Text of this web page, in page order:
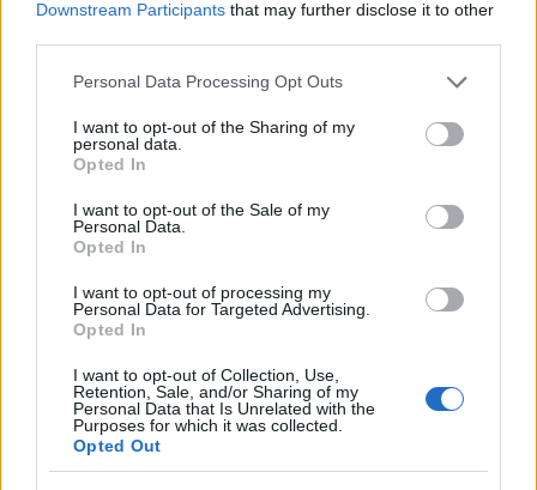
Downstream Participants that may further disclose it to other
Please note that this website/app uses one or more Google
not limited to your visit or usage behaviour. You may click to
grant or deny consent to Google and its third-party tags to
use your data for below specified purposes in below Google
consent section.
Personal Data Processing Opt Outs
I want to opt-out of the Sharing of my
personal data.
Opted In
I want to opt-out of the Sale of my
Personal Data.
Opted In
I want to opt-out of processing my
Personal Data for Targeted Advertising.
Opted In
I want to opt-out of Collection, Use,
Retention, Sale, and/or Sharing of my
Personal Data that Is Unrelated with the
Purposes for which it was collected.
Opted Out
Σχόλια
Η μεταγωγή στην Ελλάδα
εμπλέκουν
πάρκου για τη φωτιά
Ξηρονομή